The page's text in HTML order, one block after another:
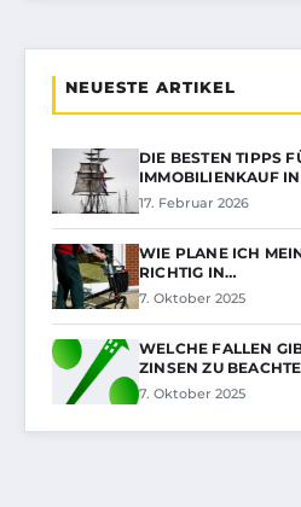
NEUESTE ARTIKEL
DIE BESTEN TIPPS
IMMOBILIENKAUF
17. Februar 2026
WIE PLANE ICH
RICHTIG IN…
7. Oktober 2025
WELCHE FALLEN
ZINSEN ZU
7. Oktober 2025